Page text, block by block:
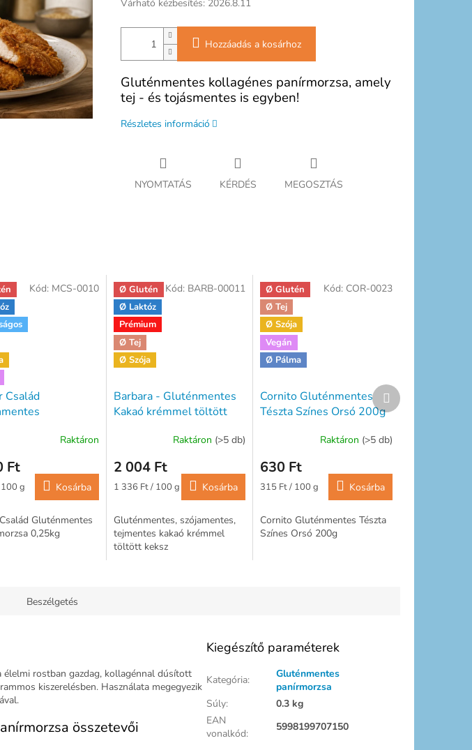
Várható kézbesítés: 2026.8.11
Hozzáadás a kosárhoz
Gluténmentes kollagénes panírmorzsa, amely
tej - és tojásmentes is egyben!
Részletes információ
NYOMTATÁS KÉRDÉS MEGOSZTÁS
Család
Raktáron
Ft
g Kosárba
Gluténmentes
0,25kg
Kód: MCS-0010
Ø Glutén
Ø Laktóz
Prémium
Ø Tej
Ø Szója
Barbara - Gluténmentes
Kakaó krémmel töltött
Raktáron (>5 db)
2 004 Ft
Egységár:
1 336 Ft / 100 g Kosárba
Gluténmentes, szójamentes,
tejmentes kakaó krémmel
töltött keksz
Kód: BARB-00011
Ø Glutén
Ø Tej
Ø Szója
Vegán
Ø Pálma
Cornito Gluténmentes
Tészta Színes Orsó 200g
Raktáron (>5 db)
630 Ft
Egységár:
315 Ft / 100 g Kosárba
Cornito Gluténmentes Tészta
Színes Orsó 200g
Kód: COR-0023
Következő
termék
Beszélgetés
rostban gazdag, kollagénnal dúsított
kiszerelésben. Használata megegyezik
összetevői
Kiegészítő paraméterek
Kategória:
Gluténmentes
panírmorzsa
Súly:
0.3 kg
EAN
vonalkód:
5998199707150